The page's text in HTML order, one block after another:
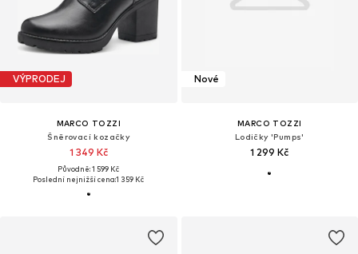
VÝPRODEJ
MARCO TOZZI
Šněrovací kozačky
1 349 Kč
Původně: 1 599 Kč
Poslední nejnižší cena:1 359 Kč
Nové
MARCO TOZZI
Lodičky 'Pumps'
1 299 Kč